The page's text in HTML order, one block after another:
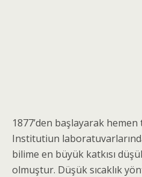
1877’den başlayarak hemen
Institutiun
bilime en büyük katkısı
olmuştur. Düşük sıcaklık